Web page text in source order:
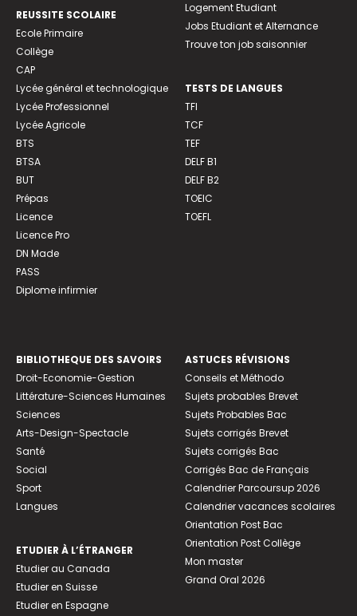
REUSSITE SCOLAIRE
Ecole Primaire
Collège
CAP
Lycée général et technologique
Lycée Professionnel
Lycée Agricole
BTS
BTSA
BUT
Prépas
Licence
Licence Pro
DN Made
PASS
Diplome infirmier
Logement Etudiant
Jobs Etudiant et Alternance
Trouve ton job saisonnier
TESTS DE LANGUES
TFI
TCF
TEF
DELF B1
DELF B2
TOEIC
TOEFL
BIBLIOTHEQUE DES SAVOIRS
Droit-Economie-Gestion
Littérature-Sciences Humaines
Sciences
Arts-Design-Spectacle
Santé
Social
Sport
Langues
ETUDIER À L’ÉTRANGER
Etudier au Canada
Etudier en Suisse
Etudier en Espagne
ASTUCES RÉVISIONS
Conseils et Méthodo
Sujets probables Brevet
Sujets Probables Bac
Sujets corrigés Brevet
Sujets corrigés Bac
Corrigés Bac de Français
Calendrier Parcoursup 2026
Calendrier vacances scolaires
Orientation Post Bac
Orientation Post Collège
Mon master
Grand Oral 2026